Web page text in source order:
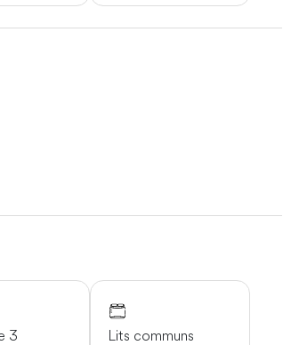
du soleil. Le dîner sera un buffet sous le
Windhoek. Vous pourrez alors poursuivre
1250 €/personne. Enfants de 16
sur demande et selon les
des guépards (à 90 minutes de route),
3 Lits communs